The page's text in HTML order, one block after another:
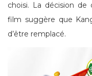
choisi. La décision
film suggère que
d’être remplacé.